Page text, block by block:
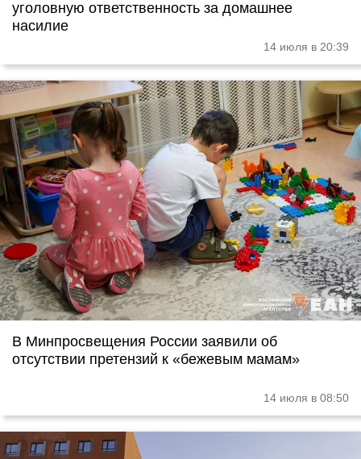
уголовную ответственность за домашнее
насилие
14 июля в 20:39
В Минпросвещения России заявили об
отсутствии претензий к «бежевым мамам»
14 июля в 08:50